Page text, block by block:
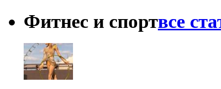
Фитнес и спортвсе